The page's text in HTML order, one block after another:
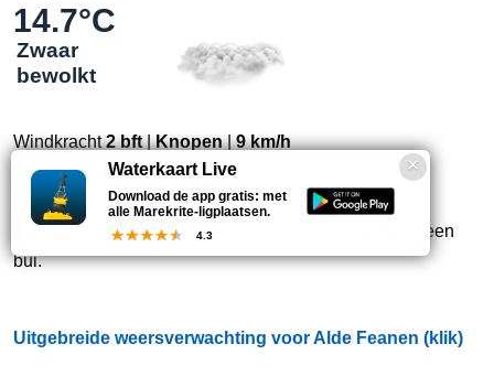
14.7°C
Zwaar
bewolkt
Windkracht2 bft|Knopen|9 km/h
WindrichtingZW
Straks:Perioden met zon, in het noorden plaatselijk een
bui.
Uitgebreide weersverwachting voor Alde Feanen (klik)
Waterkaart Live
Download de app gratis: met
alle Marekrite-ligplaatsen.
4.3